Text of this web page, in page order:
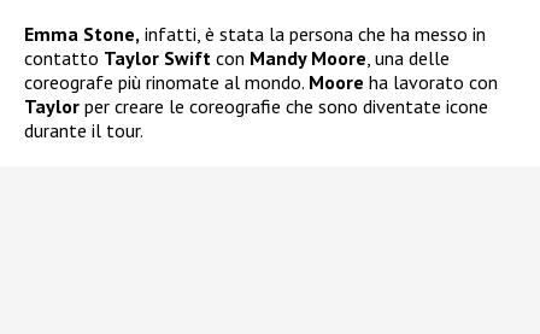
Emma Stone, infatti, è stata la persona che ha messo in
contatto Taylor Swift con Mandy Moore, una delle
coreografe più rinomate al mondo. Moore ha lavorato con
Taylor per creare le coreografie che sono diventate icone
durante il tour.